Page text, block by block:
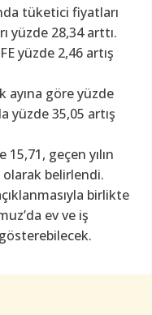
tüketici fiyatları
yüzde 28,34 arttı.
yüzde 2,46 artış
ayına göre yüzde
yüzde 35,05 artış
15,71, geçen yılın
olarak belirlendi.
birlikte
ev ve iş